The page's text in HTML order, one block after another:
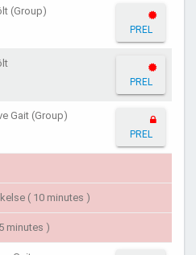
(Group)
PREL
PREL
Gait (Group)
PREL
( 10 minutes )
minutes )